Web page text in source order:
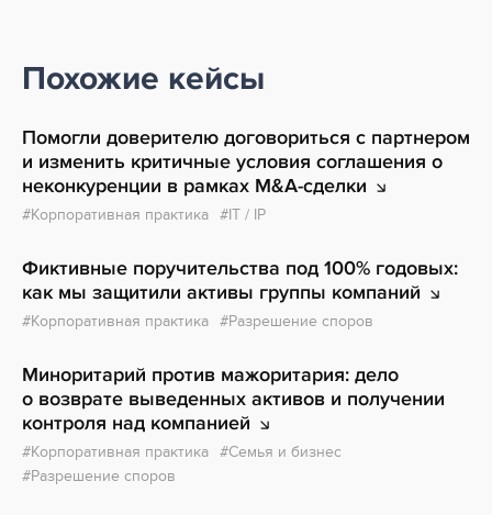
Похожие кейсы
Помогли доверителю договориться с партнером
и изменить критичные условия соглашения о
неконкуренции в рамках M&A-сделки
Корпоративная практика IT / IP
Фиктивные поручительства под 100% годовых:
как мы защитили активы группы компаний
Корпоративная практика Разрешение споров
Миноритарий против мажоритария: дело
о возврате выведенных активов и получении
контроля над компанией
Корпоративная практика
Семья и бизнес
Разрешение споров